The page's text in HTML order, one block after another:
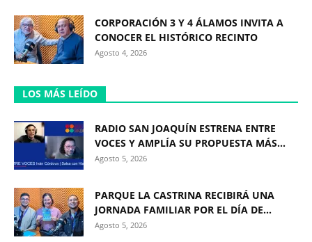
CORPORACIÓN 3 Y 4 ÁLAMOS INVITA A
CONOCER EL HISTÓRICO RECINTO
Agosto 4, 2026
LOS MÁS LEÍDO
RADIO SAN JOAQUÍN ESTRENA ENTRE
VOCES Y AMPLÍA SU PROPUESTA MÁS...
Agosto 5, 2026
PARQUE LA CASTRINA RECIBIRÁ UNA
JORNADA FAMILIAR POR EL DÍA DE...
Agosto 5, 2026